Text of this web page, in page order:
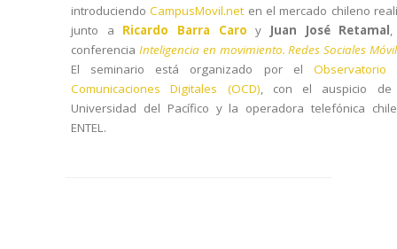
introduciendoCampusMovil.net en el mercado chileno
junto a Ricardo Barra Caro y Juan José Retamal
conferencia Inteligencia en movimiento. Redes Sociales
El seminario está organizado por el Observatorio
Comunicaciones Digitales (OCD), con el auspicio
Universidad del Pacífico y la operadora telefónica
ENTEL.